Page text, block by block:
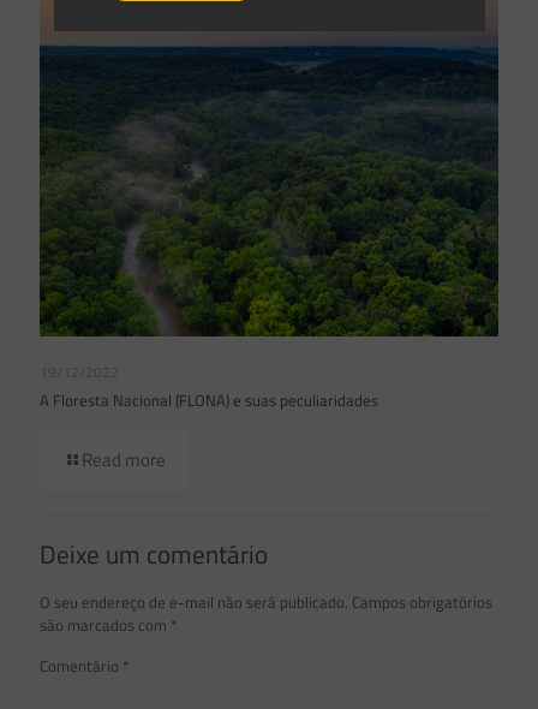
19/12/2022
A Floresta Nacional (FLONA) e suas peculiaridades
Read more
Deixe um comentário
O seu endereço de e-mail não será publicado. Campos obrigatórios
são marcados com *
Comentário *